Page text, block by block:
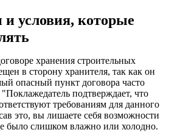
и условия, которые
хранения строительных
в сторону хранителя, так как он
опасный пункт договора часто
подтверждает, что
требованиям для данного
это, вы лишаете себя возможности
было слишком влажно или холодно.